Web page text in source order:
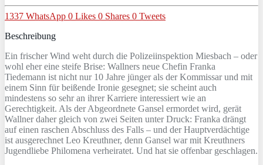
1337 WhatsApp 0 Likes 0 Shares 0 Tweets
Beschreibung
Ein frischer Wind weht durch die Polizeiinspektion Miesbach – oder
wohl eher eine steife Brise: Wallners neue Chefin Franka
Tiedemann ist nicht nur 10 Jahre jünger als der Kommissar und mit
einem Sinn für beißende Ironie gesegnet; sie scheint auch
mindestens so sehr an ihrer Karriere interessiert wie an
Gerechtigkeit. Als der Abgeordnete Gansel ermordet wird, gerät
Wallner daher gleich von zwei Seiten unter Druck: Franka drängt
auf einen raschen Abschluss des Falls – und der Hauptverdächtige
ist ausgerechnet Leo Kreuthner, denn Gansel war mit Kreuthners
Jugendliebe Philomena verheiratet. Und hat sie offenbar geschlagen.